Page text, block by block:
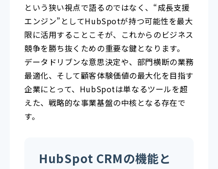
という狭い視点で語るのではなく、“成長支援
エンジン”としてHubSpotが持つ可能性を最大
限に活用することこそが、これからのビジネス
競争を勝ち抜くための重要な鍵となります。
データドリブンな意思決定や、部門横断の業務
最適化、そして顧客体験価値の最大化を目指す
企業にとって、HubSpotは単なるツールを超
えた、戦略的な事業基盤の中核となる存在で
す。
HubSpot CRMの機能と